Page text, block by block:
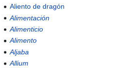
Aliento de dragón
Alimentación
Alimenticio
Alimento
Aljaba
Allium